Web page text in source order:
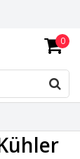
VERZONDEN 0